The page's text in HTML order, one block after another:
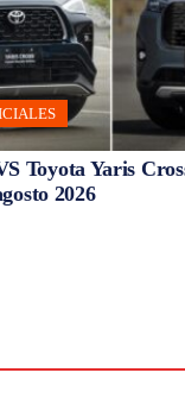
Toyota Yaris
2026